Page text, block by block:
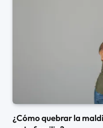
¿Cómo quebrar la